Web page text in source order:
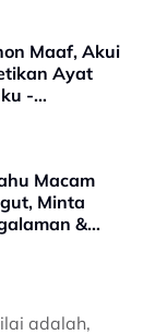
Maaf, Akui
Ayat
-
Membawa
Macam
Minta
&
adalah,